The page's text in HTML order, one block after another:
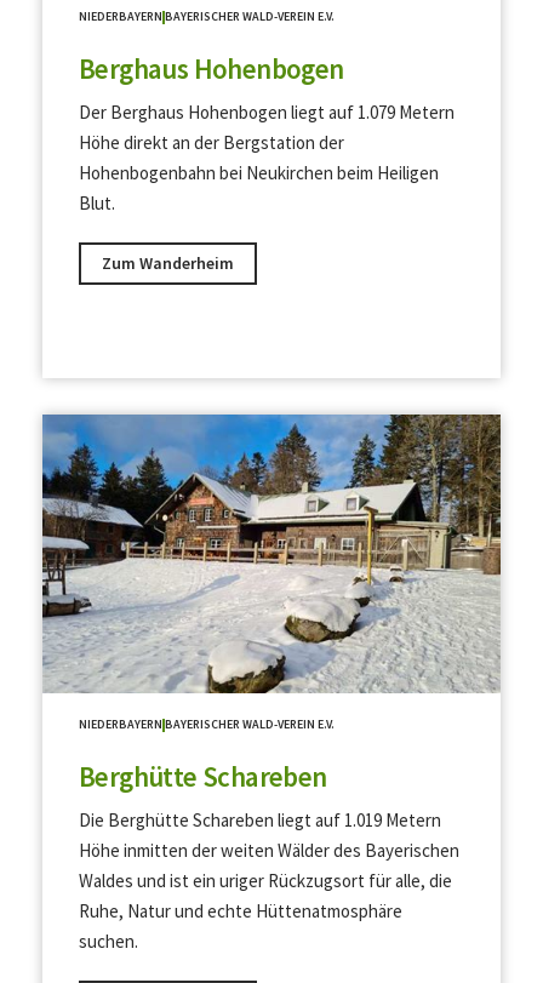
NIEDERBAYERN BAYERISCHER WALD-VEREIN E.V.
Berghaus Hohenbogen
Der Berghaus Hohenbogen liegt auf 1.079 Metern
Höhe direkt an der Bergstation der
Hohenbogenbahn bei Neukirchen beim Heiligen
Blut.
Zum Wanderheim
NIEDERBAYERN BAYERISCHER WALD-VEREIN E.V.
Berghütte Schareben
Die Berghütte Schareben liegt auf 1.019 Metern
Höhe inmitten der weiten Wälder des Bayerischen
Waldes und ist ein uriger Rückzugsort für alle, die
Ruhe, Natur und echte Hüttenatmosphäre
suchen.